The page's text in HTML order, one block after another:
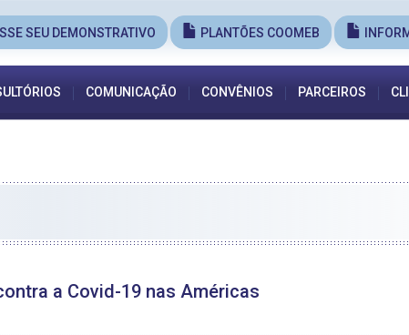
SEU DEMONSTRATIVO PLANTÕES COOMEB
COMUNICAÇÃO CONVÊNIOS PARCEIROS
a Covid-19 nas Américas